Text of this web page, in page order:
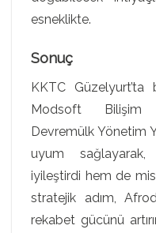
esneklikte.
Sonuç
KKTC
Modsoft Bilişim
Devremülk Yönetim
uyum
iyileştirdi hem de
stratejik adım,
rekabet gücünü